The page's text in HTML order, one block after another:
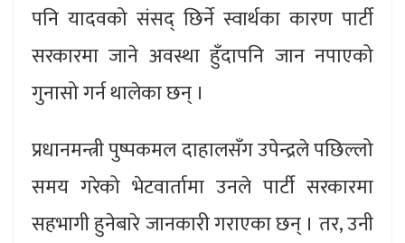
पनि यादवको संसद् छिर्ने स्वार्थका कारण पार्टी
सरकारमा जाने अवस्था हुँदापनि जान नपाएको
गुनासो गर्न थालेका छन् ।
प्रधानमन्त्री पुष्पकमल दाहालसँग उपेन्द्रले पछिल्लो
समय गरेको भेटवार्तामा उनले पार्टी सरकारमा
सहभागी हुनेबारे जानकारी गराएका छन् । तर, उनी